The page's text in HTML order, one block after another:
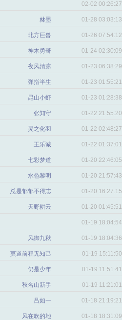
02-02 00:26:27
沝墨 01-28 03:03:13
北方巨兽 01-26 07:54:12
神木勇哥 01-24 02:30:09
夜风清凉 01-23 06:38:29
弹指半生 01-23 01:55:21
昆山小虾 01-23 01:28:38
张知守 01-22 21:55:20
灵之化羽 01-22 02:48:27
王乐诚 01-22 01:37:01
七彩梦道 01-20 22:46:05
水色黎明 01-20 21:57:43
总是郁郁不得志 01-20 16:27:15
天野耕云 01-20 01:45:51
01-19 18:04:54
风御九秋 01-19 18:04:36
莫道前程无知己 01-19 15:11:50
仍是少年 01-19 11:51:41
秋名山新手 01-19 11:21:01
吕如一 01-18 21:19:21
风在吹的地 01-18 18:31:09